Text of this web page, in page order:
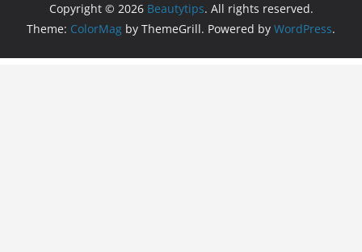
Copyright © 2026 Beautytips. All rights reserved.
Theme: ColorMag by ThemeGrill. Powered by WordPress.